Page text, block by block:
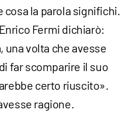
cosa la parola significhi.
Fermi dichiarò:
una volta che avesse
far scomparire il suo
certo riuscito».
ragione.